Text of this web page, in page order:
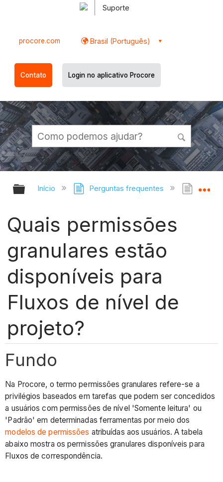
Suporte
procore.com Brasil (Português)
Contato Login no aplicativo Procore
Expandir/recolher hierarquia
Início Perguntas frequentes
Quais permissões
granulares estão
disponíveis para
Fluxos de nível de
projeto?
Fundo
Na Procore, o termo permissões granulares refere-se a
privilégios baseados em tarefas que podem ser concedidos
a usuários com permissões de nível 'Somente leitura' ou
'Padrão' em determinadas ferramentas por meio dos
modelos de permissões atribuídas aos usuários. A tabela
abaixo mostra os permissões granulares disponíveis para
Fluxos de correspondência.